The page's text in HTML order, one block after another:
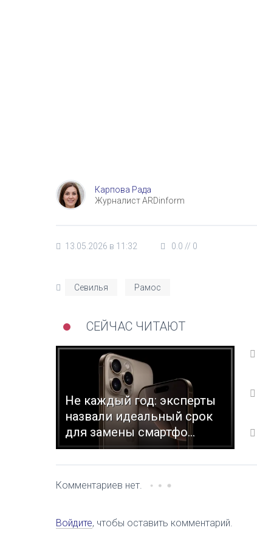
Карпова Рада
Журналист ARDinform
13.05.2026 в 11:32 0.0 // 0
Севилья Рамос
СЕЙЧАС ЧИТАЮТ
Не каждый год: эксперты
назвали идеальный срок
для замены смартфо...
Комментариев нет.
Войдите, чтобы оставить комментарий.